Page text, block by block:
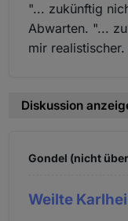
"... zukünftig
Abwarten. "...
mir realistischer.
Diskussion
Gondel (nicht
Weilte